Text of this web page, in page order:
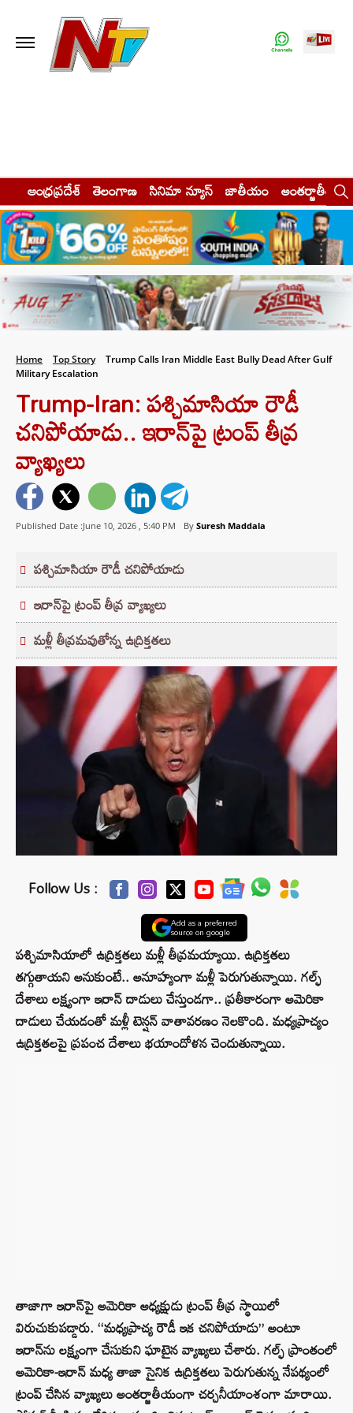
ఆంధ్రప్రదేశ్ తెలంగాణ సినిమా న్యూస్ జాతీయం అంతర్జాతీయం
Home Top Story
Trump Calls Iran Middle East Bully Dead After Gulf
Military Escalation
Trump-Iran: పశ్చిమాసియా రౌడీ
చనిపోయాడు.. ఇరాన్‌పై ట్రంప్ తీవ్ర
వ్యాఖ్యలు
Published Date :June 10, 2026 , 5:40 PM By Suresh Maddala
పశ్చిమాసియా రౌడీ చనిపోయాడు
ఇరాన్‌పై ట్రంప్ తీవ్ర వ్యాఖ్యలు
మళ్లీ తీవ్రమవుతోన్న ఉద్రిక్తతలు
Follow Us :
Add as a preferred
source on google
పశ్చిమాసియాలో ఉద్రిక్తతలు మళ్లీ తీవ్రమయ్యాయి. ఉద్రిక్తతలు
తగ్గుతాయని అనుకుంటే.. అనూహ్యంగా మళ్లీ పెరుగుతున్నాయి. గల్ఫ్
దేశాలు లక్ష్యంగా ఇరాన్ దాడులు చేస్తుండగా.. ప్రతీకారంగా అమెరికా
దాడులు చేయడంతో మళ్లీ టెన్షన్ వాతావరణం నెలకొంది. మధ్యప్రాచ్యం
ఉద్రిక్తతలపై ప్రపంచ దేశాలు భయాందోళన చెందుతున్నాయి.
తాజాగా ఇరాన్‌పై అమెరికా అధ్యక్షుడు ట్రంప్ తీవ్ర స్థాయిలో
విరుచుకుపడ్డారు. ‘‘మధ్యప్రాచ్య రౌడీ ఇక చనిపోయాడు” అంటూ
ఇరాన్‌ను లక్ష్యంగా చేసుకుని ఘాటైన వ్యాఖ్యలు చేశారు. గల్ఫ్ ప్రాంతంలో
అమెరికా-ఇరాన్ మధ్య తాజా సైనిక ఉద్రిక్తతలు పెరుగుతున్న నేపథ్యంలో
ట్రంప్ చేసిన వ్యాఖ్యలు అంతర్జాతీయంగా చర్చనీయాంశంగా మారాయి.